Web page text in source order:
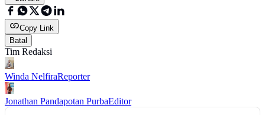
Copy Link
Batal
Tim Redaksi
Winda NelfiraReporter
Jonathan Pandapotan PurbaEditor